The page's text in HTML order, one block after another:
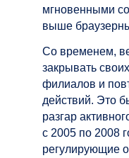
мгновенными
выше
Со временем,
закрывать
филиалов и
действий. Это
разгар
с 2005 по 2008
регулирующие